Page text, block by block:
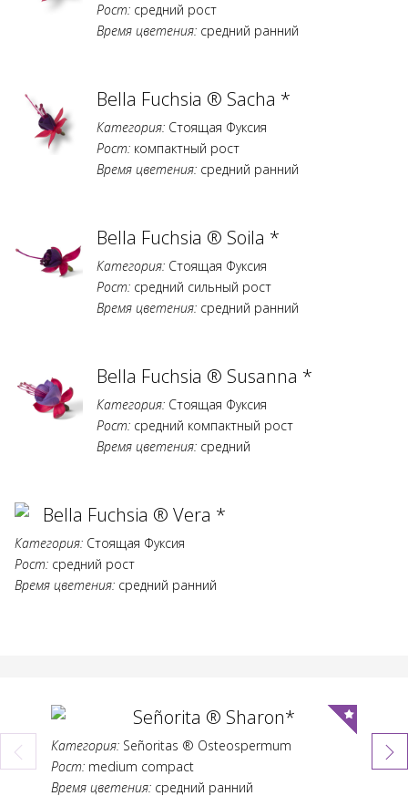
Рост: средний рост
Время цветения: средний ранний
Bella Fuchsia ® Sacha *
Категория: Стоящая Фуксия
Рост: компактный рост
Время цветения: средний ранний
Bella Fuchsia ® Soila *
Категория: Стоящая Фуксия
Рост: средний сильный рост
Время цветения: средний ранний
Bella Fuchsia ® Susanna *
Категория: Стоящая Фуксия
Рост: средний компактный рост
Время цветения: средний
Bella Fuchsia ® Vera *
Категория: Стоящая Фуксия
Рост: средний рост
Время цветения: средний ранний
Señorita ® Sharon*
Категория: Señoritas ® Osteospermum
Рост: medium compact
Время цветения: средний ранний
Рост: